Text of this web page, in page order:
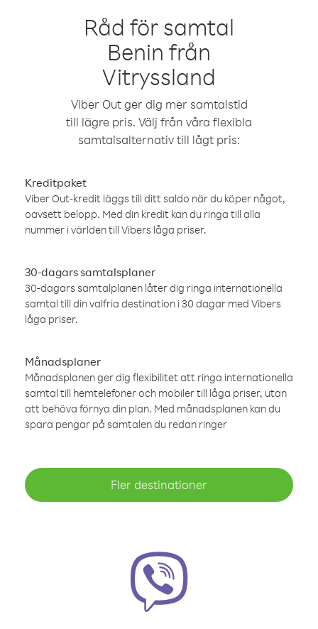
Råd för samtal
Benin från
Vitryssland
Viber Out ger dig mer samtalstid
till lägre pris. Välj från våra flexibla
samtalsalternativ till lågt pris:
Kreditpaket
Viber Out-kredit läggs till ditt saldo när du köper något,
oavsett belopp. Med din kredit kan du ringa till alla
nummer i världen till Vibers låga priser.
30-dagars samtalsplaner
30-dagars samtalplanen låter dig ringa internationella
samtal till din valfria destination i 30 dagar med Vibers
låga priser.
Månadsplaner
Månadsplanen ger dig flexibilitet att ringa internationella
samtal till hemtelefoner och mobiler till låga priser, utan
att behöva förnya din plan. Med månadsplanen kan du
spara pengar på samtalen du redan ringer
Fler destinationer